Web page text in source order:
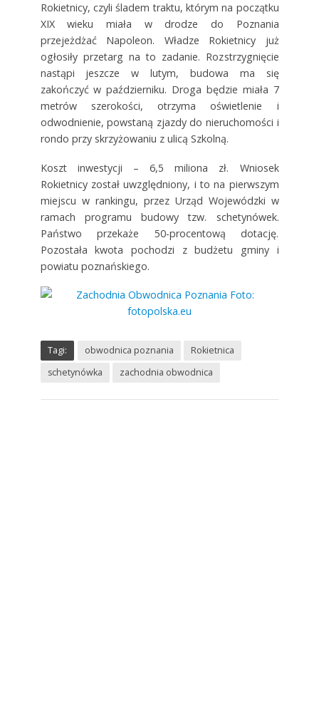
Rokietnicy, czyli śladem traktu, którym na początku
XIX wieku miała w drodze do Poznania
przejeżdżać Napoleon. Władze Rokietnicy już
ogłosiły przetarg na to zadanie. Rozstrzygnięcie
nastąpi jeszcze w lutym, budowa ma się
zakończyć w październiku. Droga będzie miała 7
metrów szerokości, otrzyma oświetlenie i
odwodnienie, powstaną zjazdy do nieruchomości i
rondo przy skrzyżowaniu z ulicą Szkolną.
Koszt inwestycji – 6,5 miliona zł. Wniosek
Rokietnicy został uwzględniony, i to na pierwszym
miejscu w rankingu, przez Urząd Wojewódzki w
ramach programu budowy tzw. schetynówek.
Państwo przekaże 50-procentową dotację.
Pozostała kwota pochodzi z budżetu gminy i
powiatu poznańskiego.
Tagi: obwodnica poznania
Rokietnica
schetynówka
zachodnia obwodnica